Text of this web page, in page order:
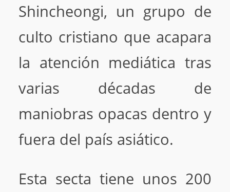
Shincheongi, un grupo de
culto cristiano que acapara
la atención mediática tras
varias décadas de
maniobras opacas dentro y
fuera del país asiático.
Esta secta tiene unos 200